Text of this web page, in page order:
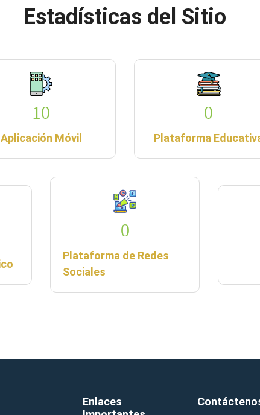
Estadísticas del Sitio
10
Aplicación Móvil
0
Plataforma
0
Plataforma de Redes
Sociales
Enlaces